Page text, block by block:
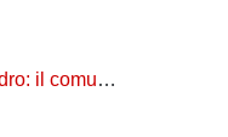
comunicato